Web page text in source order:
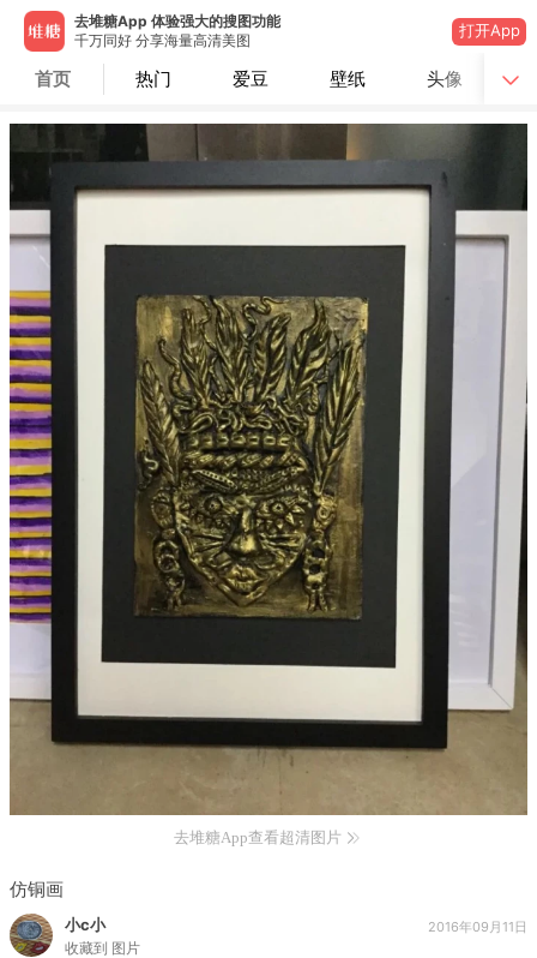
去堆糖App 体验强大的搜图功能
千万同好 分享海量高清美图
打开App
首页 热门 爱豆 壁纸 头像
去堆糖App查看超清图片
仿铜画
小c小
收藏到 图片
2016年09月11日